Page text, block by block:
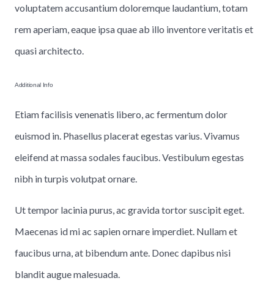
voluptatem accusantium doloremque laudantium, totam
rem aperiam, eaque ipsa quae ab illo inventore veritatis et
quasi architecto.
Additional Info
Etiam facilisis venenatis libero, ac fermentum dolor
euismod in. Phasellus placerat egestas varius. Vivamus
eleifend at massa sodales faucibus. Vestibulum egestas
nibh in turpis volutpat ornare.
Ut tempor lacinia purus, ac gravida tortor suscipit eget.
Maecenas id mi ac sapien ornare imperdiet. Nullam et
faucibus urna, at bibendum ante. Donec dapibus nisi
blandit augue malesuada.